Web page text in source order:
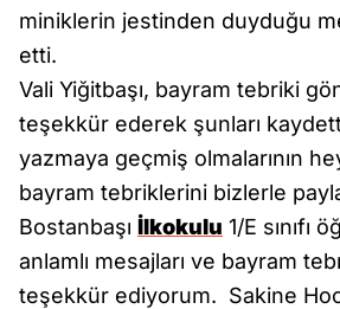
miniklerin jestinden duyduğu
etti.
Vali Yiğitbaşı, bayram tebriki
teşekkür ederek şunları
yazmaya geçmiş olmalarının
bayram tebriklerini bizlerle
Bostanbaşı İlkokulu 1/E sınıfı
anlamlı mesajları ve bayram
teşekkür ediyorum. Sakine